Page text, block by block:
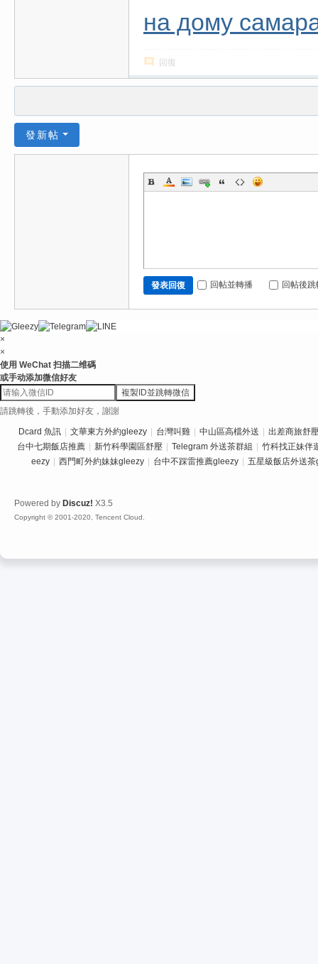
на дому
回復
發新帖
發表回復 回帖並轉播 回帖後
×
×
使用 WeChat 扫描二维碼
或手动添加微信好友
複製ID並跳轉微信
請跳轉後，手動添加好友，謝謝
Dcard 魚訊 文華東方外約gleezy 台灣叫雞 中山區高檔外送
出差商旅舒
台中七期飯店推薦
新竹科學園區舒壓 Telegram 外送茶群組
竹科找正妹伴
eezy
西門町外約妹妹gleezy 台中不踩雷推薦gleezy 五星級飯店外送
Powered by Discuz! X3.5
Copyright © 2001-2020, Tencent Cloud.